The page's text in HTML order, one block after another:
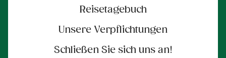
Reisetagebuch
Unsere Verpflichtungen
Schließen Sie sich uns an!